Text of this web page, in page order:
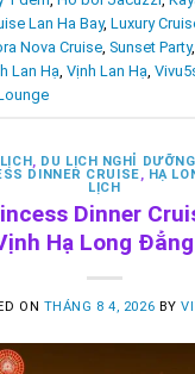
Lan Ha Bay, Luxury
Nova Cruise Sunset Party,
Lan Hạ Vịnh Lan Hạ
DU LỊCH NGHỈ DƯỠNG
DINNER CRUISE
HẠ
LỊCH
Dinner
Hạ Long
ON THÁNG 8 4, 2026 BY